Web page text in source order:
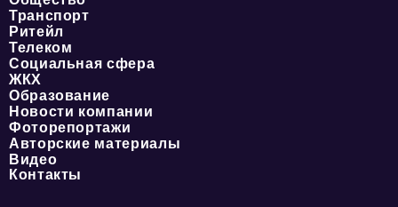
Транспорт
Ритейл
Телеком
Социальная сфера
ЖКХ
Образование
Новости компании
Фоторепортажи
Авторские материалы
Видео
Контакты